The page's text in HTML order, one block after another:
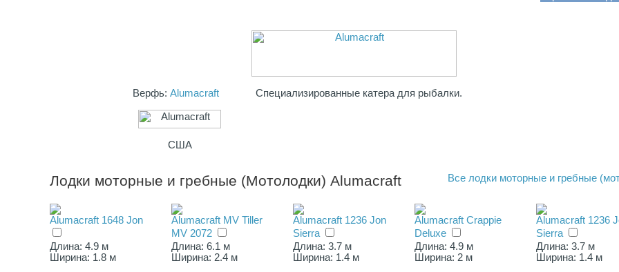
Верфь: Alumacraft
США
Специализированные катера для рыбалки.
Лодки моторные и гребные (Мотолодки) Alumacraft Все лодки моторные и гребные
Alumacraft 1648 Jon
Длина: 4.9 м
Ширина: 1.8 м
Alumacraft MV Tiller
MV 2072
Длина: 6.1 м
Ширина: 2.4 м
Alumacraft 1236 Jon
Sierra
Длина: 3.7 м
Ширина: 1.4 м
Alumacraft Crappie
Deluxe
Длина: 4.9 м
Ширина: 2 м
Alumacraft 1236
Sierra
Длина: 3.7 м
Ширина: 1.4 м